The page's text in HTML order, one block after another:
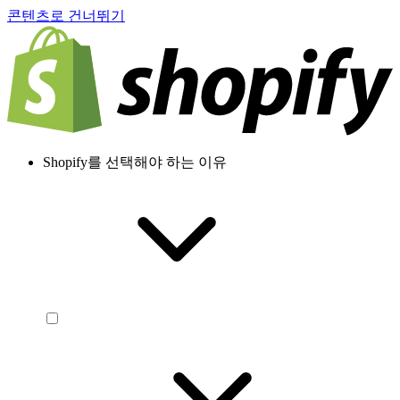
콘텐츠로 건너뛰기
Shopify를 선택해야 하는 이유